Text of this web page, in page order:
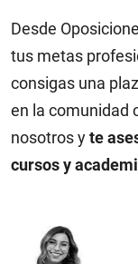
Desde
tus metas
consigas una
en la comunidad
nosotros yte
cursos y